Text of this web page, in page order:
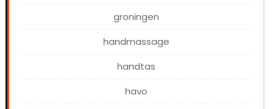
groningen
handmassage
handtas
havo